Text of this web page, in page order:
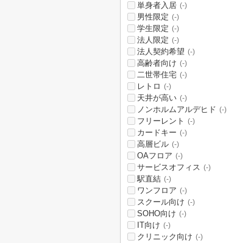
単身者入居 (-)
男性限定 (-)
学生限定 (-)
法人限定 (-)
法人契約希望 (-)
高齢者向け (-)
二世帯住宅 (-)
レトロ (-)
天井が高い (-)
ノンホルムアルデヒド (-)
フリーレント (-)
カードキー (-)
高層ビル (-)
OAフロア (-)
サービスオフィス (-)
駅直結 (-)
ワンフロア (-)
スクール向け (-)
SOHO向け (-)
IT向け (-)
クリニック向け (-)